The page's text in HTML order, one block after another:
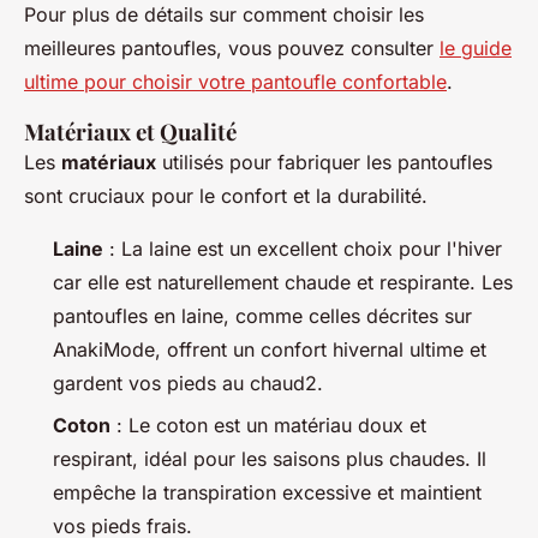
Pour plus de détails sur comment choisir les
meilleures pantoufles, vous pouvez consulter le guide
ultime pour choisir votre pantoufle confortable.
Matériaux et Qualité
Les matériaux utilisés pour fabriquer les pantoufles
sont cruciaux pour le confort et la durabilité.
Laine : La laine est un excellent choix pour l'hiver
car elle est naturellement chaude et respirante. Les
pantoufles en laine, comme celles décrites sur
AnakiMode, offrent un confort hivernal ultime et
gardent vos pieds au chaud2.
Coton : Le coton est un matériau doux et
respirant, idéal pour les saisons plus chaudes. Il
empêche la transpiration excessive et maintient
vos pieds frais.